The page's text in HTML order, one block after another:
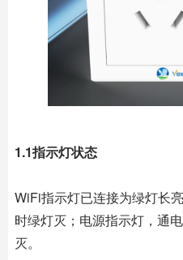
1.1指示灯状态
WiFi指示灯已连接为绿灯长
时绿灯灭；电源指示灯，通
灭。